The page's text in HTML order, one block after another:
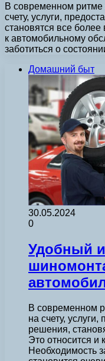
В современном ритме
счету, услуги,
становятся все
к автомобильному
заботиться о
Домашний быт
30.05.2024
0
Удобный
В современном
на счету,
решения,
Это относится и
Необходимость